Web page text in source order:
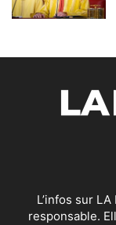
L’infos sur
responsable.